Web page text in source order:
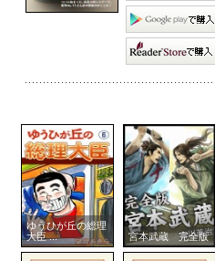
ゆうひが丘の総理
大臣 ...
宮本武蔵 完全版